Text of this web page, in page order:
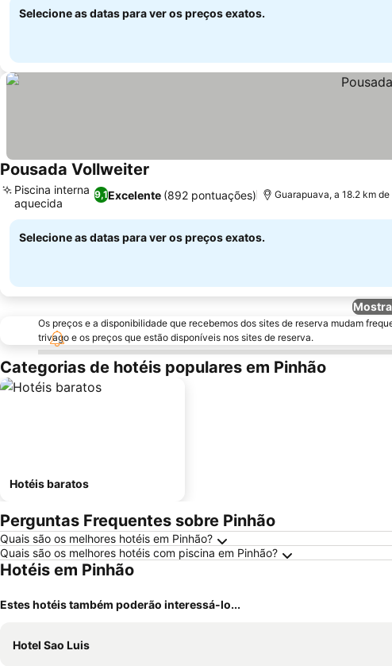
Selecione as datas para ver os preços exatos.
Pousada Vollweiter
9,1Excelente (892 pontuações)
Piscina interna
aquecida
Guarapuava, a 18.2 km
Selecione as datas para ver os preços exatos.
Os preços e a disponibilidade que recebemos dos sites de reserva mudam
trivago e os preços que estão disponíveis nos sites de reserva.
Categorias de hotéis populares em Pinhão
Hotéis baratos
Perguntas Frequentes sobre Pinhão
Quais são os melhores hotéis em Pinhão?
Quais são os melhores hotéis com piscina em Pinhão?
Hotéis em Pinhão
Estes hotéis também poderão interessá-lo...
Hotel Sao Luis